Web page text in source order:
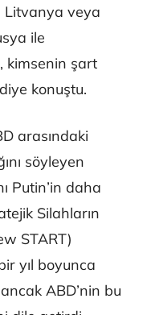
Litvanya veya
ile
kimsenin şart
konuştu.
arasındaki
söyleyen
Putin’in daha
Silahların
START)
yıl boyunca
ABD’nin bu